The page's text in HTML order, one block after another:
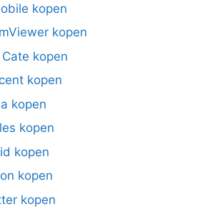
kopen
kopen
kopen
kopen
kopen
kopen
kopen
kopen
kopen